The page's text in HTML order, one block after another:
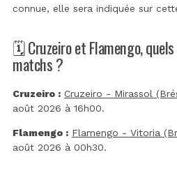
connue, elle sera indiquée sur
🗓️ Cruzeiro et Flamengo,
matchs ?
Cruzeiro : Cruzeiro - Mirassol
août 2026 à 16h00.
Flamengo : Flamengo - Vitoria
août 2026 à 00h30.